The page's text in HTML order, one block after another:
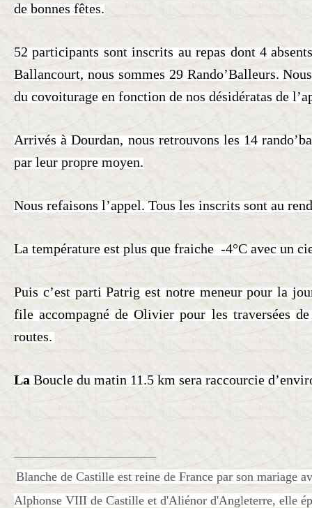
de bonnes fêtes.
52 participants sont inscrits au repas dont 4
Ballancourt, nous sommes 29 Rando’Balleurs.
du covoiturage en fonction de nos désidératas de
Arrivés à Dourdan, nous retrouvons les 14
par leur propre moyen.
Nous refaisons l’appel. Tous les inscrits sont au
La température est plus que fraiche -4°C avec un
Puis c’est parti Patrig est notre meneur pour la
file accompagné de Olivier pour les traversées
routes.
LaBoucle du matin11.5 km sera raccourcie
Blanche de Castille est reine de France par son mariage
Alphonse VIII de Castille et d'Aliénor d'Angleterre, elle